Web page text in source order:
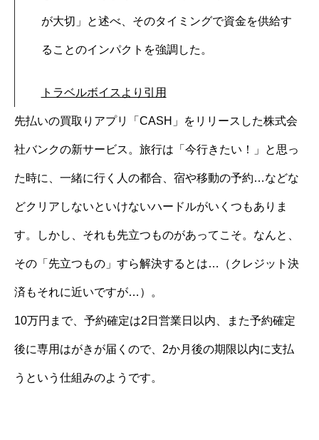
が大切」と述べ、そのタイミングで資金を供給す
ることのインパクトを強調した。
トラベルボイスより引用
先払いの買取りアプリ「CASH」をリリースした株式会
社バンクの新サービス。旅行は「今行きたい！」と思っ
た時に、一緒に行く人の都合、宿や移動の予約…などな
どクリアしないといけないハードルがいくつもありま
す。しかし、それも先立つものがあってこそ。なんと、
その「先立つもの」すら解決するとは…（クレジット決
済もそれに近いですが…）。
10万円まで、予約確定は2日営業日以内、また予約確定
後に専用はがきが届くので、2か月後の期限以内に支払
うという仕組みのようです。